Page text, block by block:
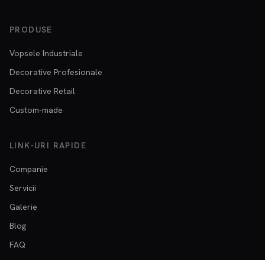
PRODUSE
Vopsele Industriale
Decorative Profesionale
Decorative Retail
Custom-made
LINK-URI RAPIDE
Companie
Servicii
Galerie
Blog
FAQ